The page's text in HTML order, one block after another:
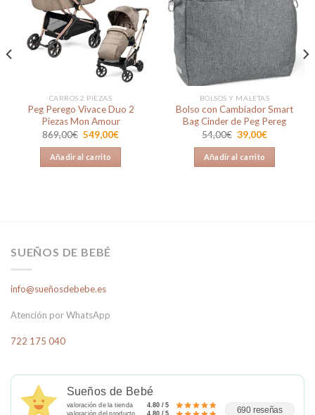
Añadir
a la
lista de
deseos
CARROS 2 PIEZAS
Peg Perego Vivace Duo 2
Piezas Mon Amour
869,00€ El
precio
original
era:
869,00€.
549,00€El
549,00€.
Añadir al carrito
Añadir
a la
lista de
deseos
BOLSOS Y MALETAS
Bolso con Cambiador Smart
Bag Cinder de Peg Pereg
54,00€ El
precio
original
era:
54,00€.
39,00€El
39,00€.
Añadir al carrito
SUEÑOS DE BEBÉ
info@sueñosdebebe.es
Atención por WhatsApp
722 175 040
Sueños de Bebé
valoración de la tienda 4.80 / 5
valoración del producto 4.80 / 5 690 reseñas